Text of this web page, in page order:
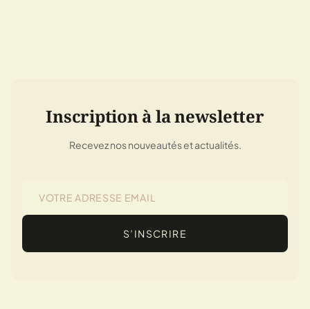
Inscription à la newsletter
Recevez nos nouveautés et actualités.
S’INSCRIRE